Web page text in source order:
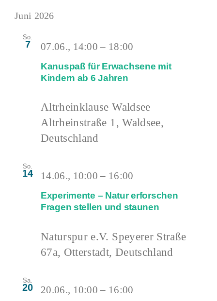
Juni 2026
So.
7
Kanuspaß für Erwachsene mit
Kindern ab 6 Jahren
07.06., 14:00 – 18:00
Altrheinklause Waldsee
Altrheinstraße 1, Waldsee,
Deutschland
So.
14
Experimente – Natur erforschen
Fragen stellen und staunen
14.06., 10:00 – 16:00
Naturspur e.V. Speyerer Straße
67a, Otterstadt, Deutschland
Sa.
20 20.06., 10:00 – 16:00